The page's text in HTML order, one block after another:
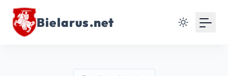
Bielarus.net